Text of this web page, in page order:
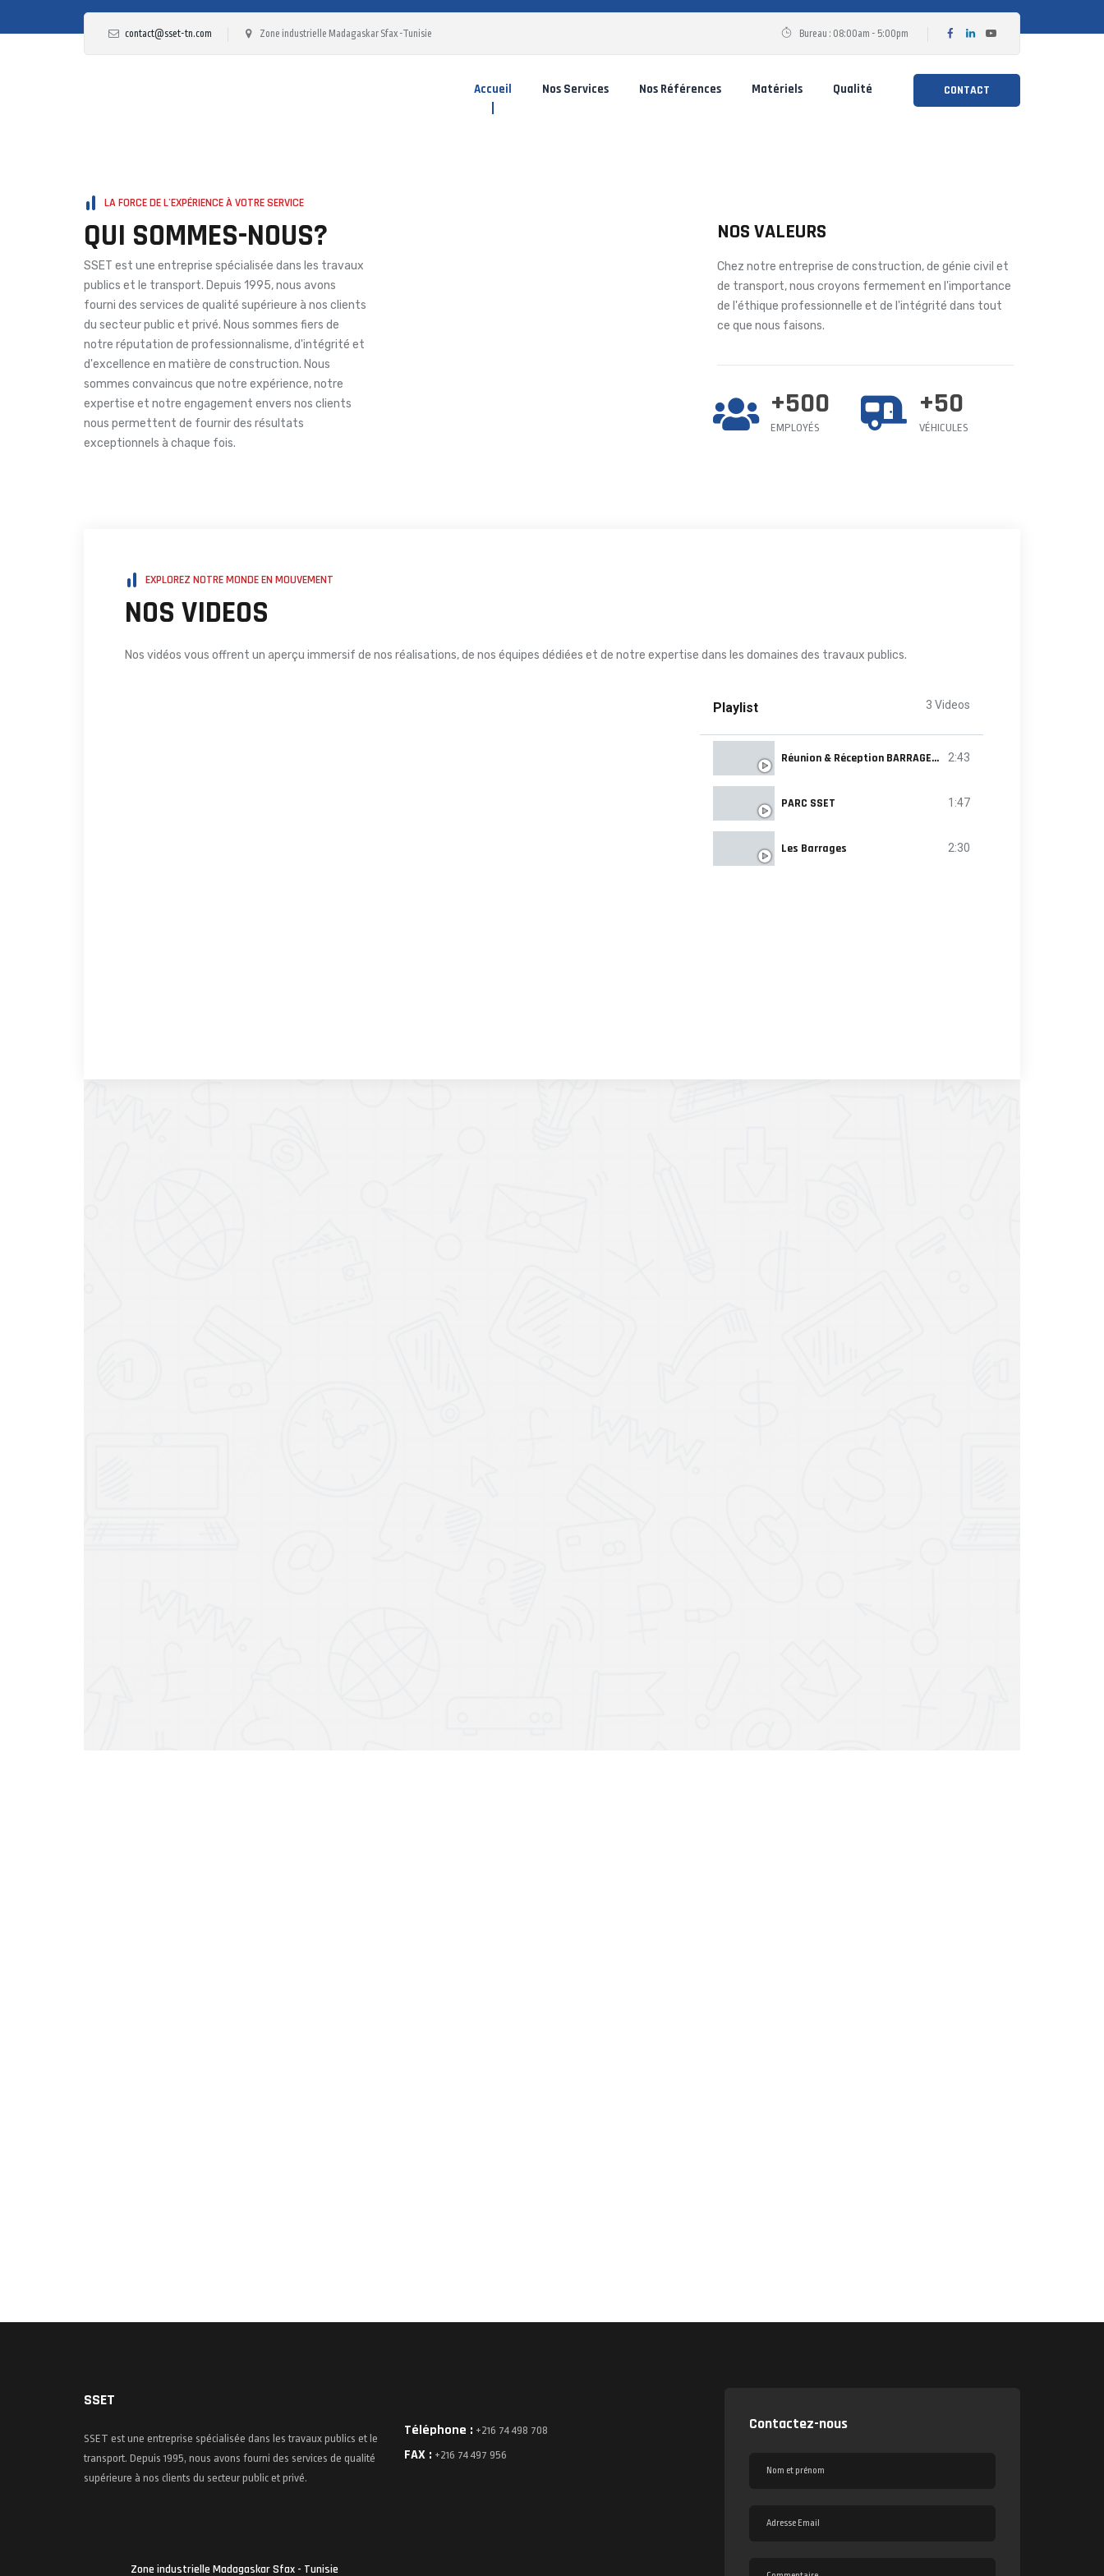
contact@sset-tn.com Zone industrielle Madagaskar Sfax -Tunisie Bureau : 08:00am - 5:00pm
CONTACT
Accueil Nos Services Nos Références Matériels Qualité
LA FORCE DE L'EXPÉRIENCE À VOTRE SERVICE
QUI SOMMES-NOUS?
SSET est une entreprise spécialisée dans les travaux
publics et le transport. Depuis 1995, nous avons
fourni des services de qualité supérieure à nos clients
du secteur public et privé. Nous sommes fiers de
notre réputation de professionnalisme, d'intégrité et
d'excellence en matière de construction. Nous
sommes convaincus que notre expérience, notre
expertise et notre engagement envers nos clients
nous permettent de fournir des résultats
exceptionnels à chaque fois.
NOS VALEURS
Chez notre entreprise de construction, de génie civil et
de transport, nous croyons fermement en l'importance
de l'éthique professionnelle et de l'intégrité dans tout
ce que nous faisons.
+500
EMPLOYÉS
+50
VÉHICULES
EXPLOREZ NOTRE MONDE EN MOUVEMENT
NOS VIDEOS
Nos vidéos vous offrent un aperçu immersif de nos réalisations, de nos équipes dédiées et de notre expertise dans les domaines des travaux publics.
Playlist 3 Videos
Réunion & Réception BARRAGE SAÏDA 2:43
PARC SSET 1:47
Les Barrages 2:30
SSET
SSET est une entreprise spécialisée dans les travaux publics et le
transport. Depuis 1995, nous avons fourni des services de qualité
supérieure à nos clients du secteur public et privé.
Zone industrielle Madagaskar Sfax - Tunisie
Téléphone : +216 74 498 708
FAX : +216 74 497 956
Contactez-nous